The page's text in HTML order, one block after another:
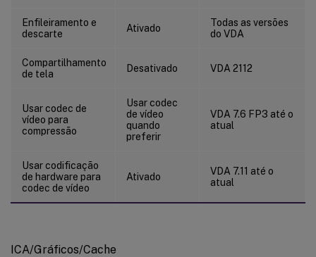
Enfileiramento e
descarte
Ativado
Todas as versões
do VDA
Compartilhamento
de tela
Desativado VDA 2112
Usar codec de
vídeo para
compressão
Usar codec
de vídeo
quando
preferir
VDA 7.6 FP3 até o
atual
Usar codificação
de hardware para
codec de vídeo
Ativado
VDA 7.11 até o
atual
ICA/Gráficos/Cache